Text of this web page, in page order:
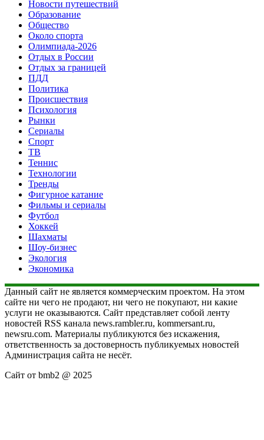
Новости путешествий
Образование
Общество
Около спорта
Олимпиада-2026
Отдых в России
Отдых за границей
ПДД
Политика
Происшествия
Психология
Рынки
Сериалы
Спорт
ТВ
Теннис
Технологии
Тренды
Фигурное катание
Фильмы и сериалы
Футбол
Хоккей
Шахматы
Шоу-бизнес
Экология
Экономика
Данный сайт не является коммерческим проектом. На этом
сайте ни чего не продают, ни чего не покупают, ни какие
услуги не оказываются. Сайт представляет собой ленту
новостей RSS канала news.rambler.ru, kommersant.ru,
newsru.com. Материалы публикуются без искажения,
ответственность за достоверность публикуемых новостей
Администрация сайта не несёт.
Сайт от bmb2 @ 2025